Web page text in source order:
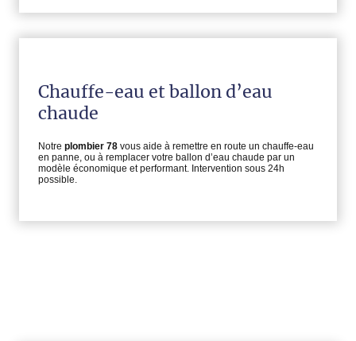
Chauffe-eau et ballon d’eau
chaude
Notre plombier 78 vous aide à remettre en route un chauffe-eau
en panne, ou à remplacer votre ballon d’eau chaude par un
modèle économique et performant. Intervention sous 24h
possible.